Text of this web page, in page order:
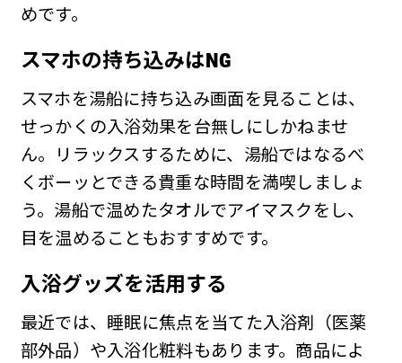
めです。
スマホの持ち込みはNG
スマホを湯船に持ち込み画面を見ることは、
せっかくの入浴効果を台無しにしかねませ
ん。リラックスするために、湯船ではなるべ
くボーッとできる貴重な時間を満喫しましょ
う。湯船で温めたタオルでアイマスクをし、
目を温めることもおすすめです。
入浴グッズを活用する
最近では、睡眠に焦点を当てた入浴剤（医薬
部外品）や入浴化粧料もあります。商品によ